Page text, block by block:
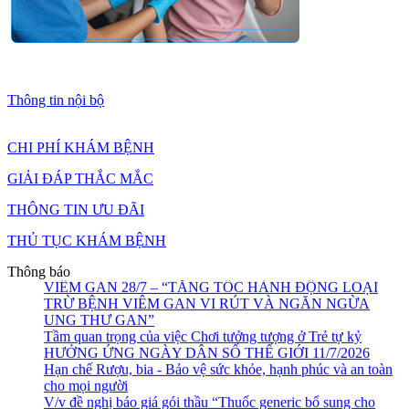
Thông tin nội bộ
CHI PHÍ KHÁM BỆNH
GIẢI ĐÁP THẮC MẮC
THÔNG TIN ƯU ĐÃI
THỦ TỤC KHÁM BỆNH
Thông báo
CHUNG TAY KIỂM SOÁT MẤT CÂN BẰNG GIỚI
Thư mời báo giá sửa chữa tủ đầu giường tại các khoa lâm
sàng năm 2026
HƯỞNG ỨNG NGÀY THẾ GIỚI PHÒNG CHỐNG
VIÊM GAN 28/7 – “TĂNG TỐC HÀNH ĐỘNG LOẠI
TRỪ BỆNH VIÊM GAN VI RÚT VÀ NGĂN NGỪA
UNG THƯ GAN”
Tầm quan trọng của việc Chơi tưởng tượng ở Trẻ tự kỷ
HƯỞNG ỨNG NGÀY DÂN SỐ THẾ GIỚI 11/7/2026
Hạn chế Rượu, bia - Bảo vệ sức khỏe, hạnh phúc và an toàn
cho mọi người
V/v đề nghị báo giá gói thầu “Thuốc generic bổ sung cho
Quầy thuốc Bệnh viện sử dụng trong 12 tháng (2026-2027)”